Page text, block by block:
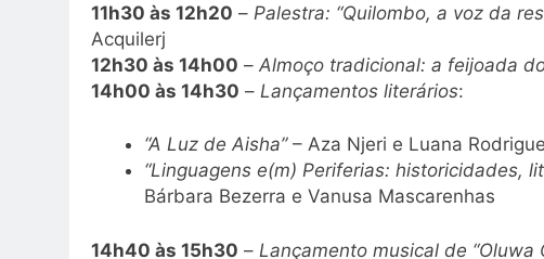
11h30 às 12h20 – Palestra: “Quilombo, a voz da
Acquilerj
12h30 às 14h00 – Almoço tradicional: a feijoada
14h00 às 14h30 – Lançamentos literários:
“A Luz de Aisha”– Aza Njeri e Luana
“Linguagens e(m) Periferias: historicidades,
Bárbara Bezerra e Vanusa Mascarenhas
14h40 às 15h30 – Lançamento musical de “Oluwa